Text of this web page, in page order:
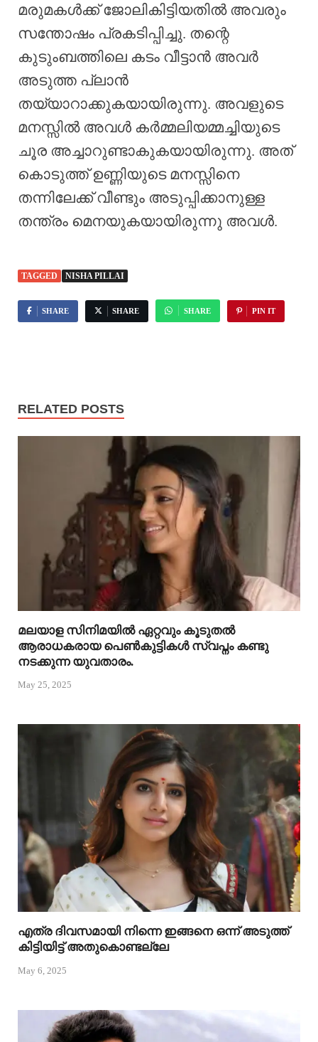
മരുമകൾക്ക് ജോലികിട്ടിയതിൽ അവരും
സന്തോഷം പ്രകടിപ്പിച്ചു. തന്റെ
കുടുംബത്തിലെ കടം വീട്ടാൻ അവർ
അടുത്ത പ്ലാൻ
തയ്യാറാക്കുകയായിരുന്നു. അവളുടെ
മനസ്സിൽ അവൾ കർമ്മലിയമ്മച്ചിയുടെ
ചൂര അച്ചാറുണ്ടാകുകയായിരുന്നു. അത്
കൊടുത്ത് ഉണ്ണിയുടെ മനസ്സിനെ
തന്നിലേക്ക് വീണ്ടും അടുപ്പിക്കാനുള്ള
തന്ത്രം മെനയുകയായിരുന്നു അവൾ.
TAGGED NISHA PILLAI
SHARE SHARE SHARE PIN IT
RELATED POSTS
മലയാള സിനിമയിൽ ഏറ്റവും കൂടുതൽ
ആരാധകരായ പെൺകുട്ടികൾ സ്വപ്നം കണ്ടു
നടക്കുന്ന യുവതാരം.
May 25, 2025
എത്ര ദിവസമായി നിന്നെ ഇങ്ങനെ ഒന്ന് അടുത്ത്
കിട്ടിയിട്ട് അതുകൊണ്ടല്ലേ
May 6, 2025